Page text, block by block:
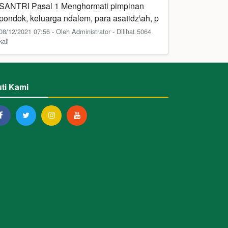
Pasal 1 Menghormati pimpinan
keluarga ndalem, para asatidz\ah, p
12/2021 07:56 - Oleh Administrator - Dilihat 5064
Kami